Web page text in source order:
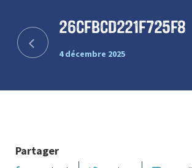
26cfbcd221f725f8
4 décembre 2025
Partager